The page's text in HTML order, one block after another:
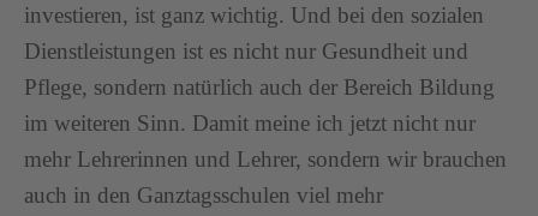
investieren, ist ganz wichtig. Und bei den sozialen
Dienstleistungen ist es nicht nur Gesundheit und
Pflege, sondern natürlich auch der Bereich Bildung
im weiteren Sinn. Damit meine ich jetzt nicht nur
mehr Lehrerinnen und Lehrer, sondern wir brauchen
auch in den Ganztagsschulen viel mehr